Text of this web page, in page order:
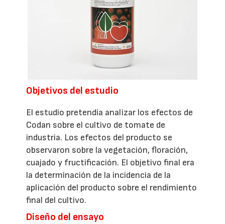
Objetivos del estudio
El estudio pretendía analizar los efectos de
Codan sobre el cultivo de tomate de
industria. Los efectos del producto se
observaron sobre la vegetación, floración,
cuajado y fructificación. El objetivo final era
la determinación de la incidencia de la
aplicación del producto sobre el rendimiento
final del cultivo.
Diseño del ensayo